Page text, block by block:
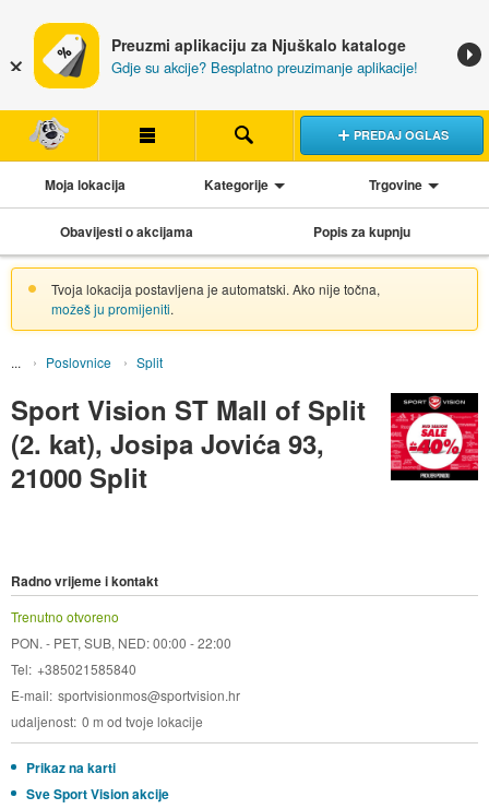
Preuzmi aplikaciju za Njuškalo kataloge
Gdje su akcije? Besplatno preuzimanje aplikacije!
PREDAJ OGLAS
Moja lokacija Kategorije Trgovine
Obavijesti o akcijama Popis za kupnju
Tvoja lokacija postavljena je automatski. Ako nije točna,
možeš ju promijeniti.
Poslovnice Split
Sport Vision ST Mall of Split
(2. kat), Josipa Jovića 93,
21000 Split
Radno vrijeme i kontakt
Trenutno otvoreno
PON. - PET, SUB, NED: 00:00 - 22:00
Tel +385021585840
E-mail sportvisionmos@sportvision.hr
udaljenost 0 m od tvoje lokacije
Prikaz na karti
Sve Sport Vision akcije